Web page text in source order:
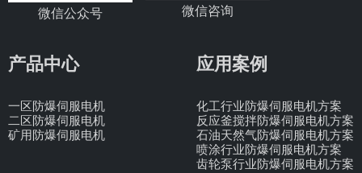
微信公众号 微信咨询
产品中心
一区防爆伺服电机
二区防爆伺服电机
矿用防爆伺服电机
应用案例
化工行业防爆伺服电机方案
反应釜搅拌防爆伺服电机方案
石油天然气防爆伺服电机方案
喷涂行业防爆伺服电机方案
齿轮泵行业防爆伺服电机方案